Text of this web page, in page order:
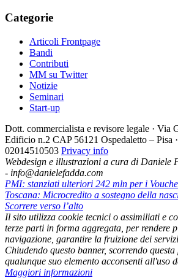
Categorie
Articoli Frontpage
Bandi
Contributi
MM su Twitter
Notizie
Seminari
Start-up
Dott. commercialista e revisore legale · Via
Edificio n.2 CAP 56121 Ospedaletto – Pisa
02014510503 Privacy info
Webdesign e illustrazioni a cura di Daniele
- info@danielefadda.com
PMI: stanziati ulteriori 242 mln per i
Toscana: Microcredito a sostegno della
Scorrere verso l’alto
Il sito utilizza cookie tecnici o assimiliati e
terze parti in forma aggregata, per rendere
navigazione, garantire la fruizione dei servizi
Chiudendo questo banner, scorrendo
qualunque suo elemento acconsenti all'uso
Maggiori informazioni